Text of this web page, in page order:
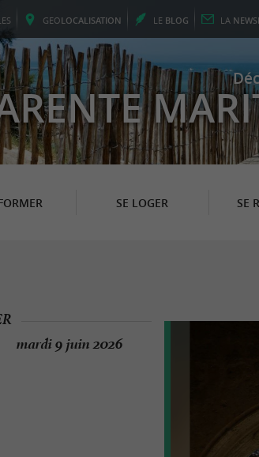
GEOLOCALISATION LE BLOG LA
SE LOGER SE
mardi 9 juin 2026